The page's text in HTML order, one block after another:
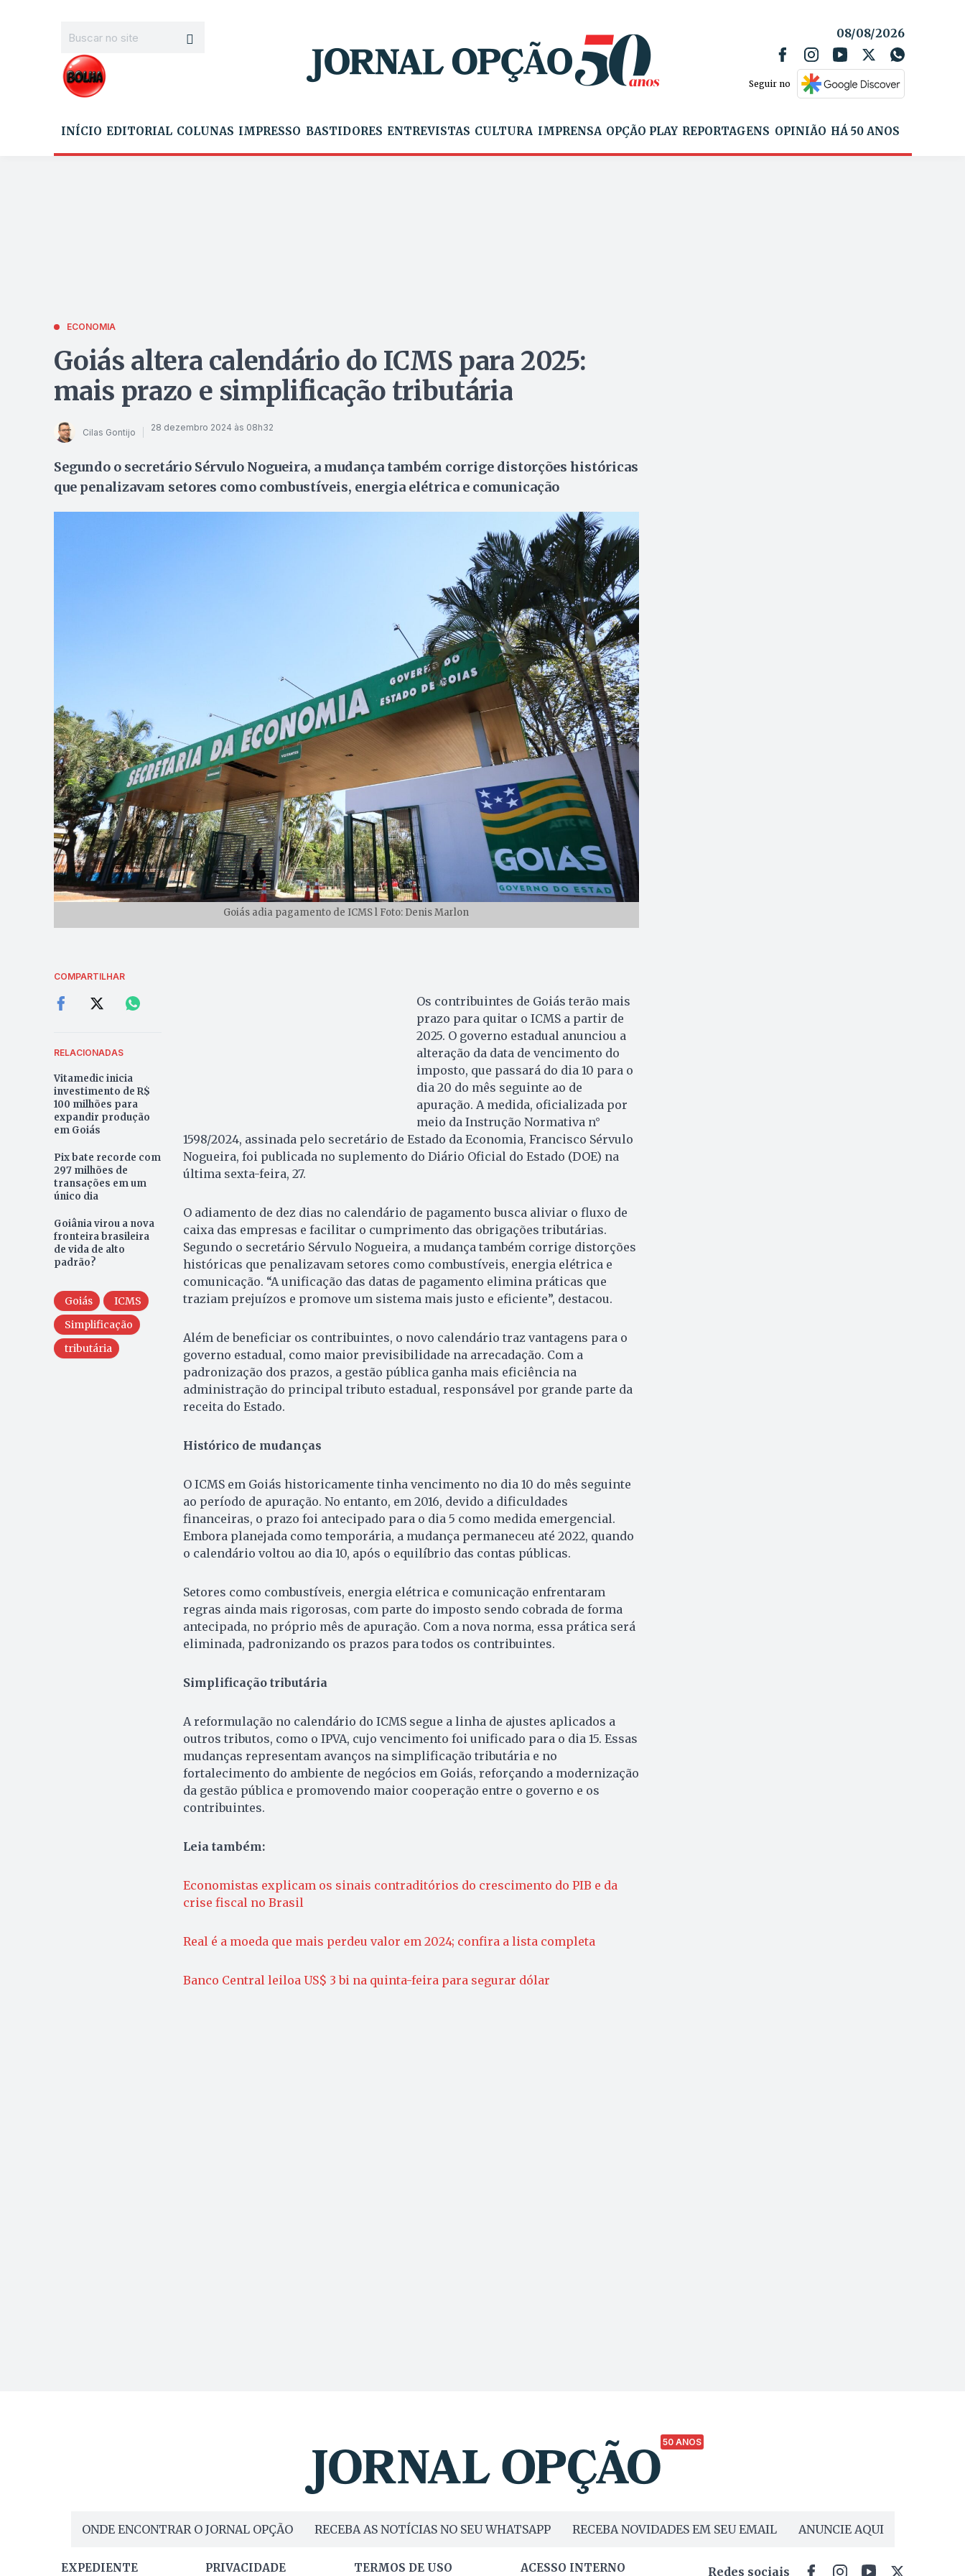
08/08/2026
Seguir no
INÍCIO EDITORIAL COLUNAS IMPRESSO BASTIDORES ENTREVISTAS CULTURA IMPRENSA OPÇÃO PLAY REPORTAGENS OPINIÃO HÁ 50 ANOS
ECONOMIA
Goiás altera calendário do ICMS para 2025:
mais prazo e simplificação tributária
Cilas Gontijo 28 dezembro 2024 às 08h32
Segundo o secretário Sérvulo Nogueira, a mudança também corrige distorções históricas
que penalizavam setores como combustíveis, energia elétrica e comunicação
Goiás adia pagamento de ICMS l Foto: Denis Marlon
COMPARTILHAR
RELACIONADAS
Vitamedic inicia
investimento de R$
100 milhões para
expandir produção
em Goiás
Pix bate recorde com
297 milhões de
transações em um
único dia
Goiânia virou a nova
fronteira brasileira
de vida de alto
padrão?
Goiás
ICMS
Simplificação
tributária
Os contribuintes de Goiás terão mais
prazo para quitar o ICMS a partir de
2025. O governo estadual anunciou a
alteração da data de vencimento do
imposto, que passará do dia 10 para o
dia 20 do mês seguinte ao de
apuração. A medida, oficializada por
meio da Instrução Normativa n°
1598/2024, assinada pelo secretário de Estado da Economia, Francisco Sérvulo
Nogueira, foi publicada no suplemento do Diário Oficial do Estado (DOE) na
última sexta-feira, 27.
O adiamento de dez dias no calendário de pagamento busca aliviar o fluxo de
caixa das empresas e facilitar o cumprimento das obrigações tributárias.
Segundo o secretário Sérvulo Nogueira, a mudança também corrige distorções
históricas que penalizavam setores como combustíveis, energia elétrica e
comunicação. “A unificação das datas de pagamento elimina práticas que
traziam prejuízos e promove um sistema mais justo e eficiente”, destacou.
Além de beneficiar os contribuintes, o novo calendário traz vantagens para o
governo estadual, como maior previsibilidade na arrecadação. Com a
padronização dos prazos, a gestão pública ganha mais eficiência na
administração do principal tributo estadual, responsável por grande parte da
receita do Estado.
Histórico de mudanças
O ICMS em Goiás historicamente tinha vencimento no dia 10 do mês seguinte
ao período de apuração. No entanto, em 2016, devido a dificuldades
financeiras, o prazo foi antecipado para o dia 5 como medida emergencial.
Embora planejada como temporária, a mudança permaneceu até 2022, quando
o calendário voltou ao dia 10, após o equilíbrio das contas públicas.
Setores como combustíveis, energia elétrica e comunicação enfrentaram
regras ainda mais rigorosas, com parte do imposto sendo cobrada de forma
antecipada, no próprio mês de apuração. Com a nova norma, essa prática será
eliminada, padronizando os prazos para todos os contribuintes.
Simplificação tributária
A reformulação no calendário do ICMS segue a linha de ajustes aplicados a
outros tributos, como o IPVA, cujo vencimento foi unificado para o dia 15. Essas
mudanças representam avanços na simplificação tributária e no
fortalecimento do ambiente de negócios em Goiás, reforçando a modernização
da gestão pública e promovendo maior cooperação entre o governo e os
contribuintes.
Leia também:
Economistas explicam os sinais contraditórios do crescimento do PIB e da
crise fiscal no Brasil
Real é a moeda que mais perdeu valor em 2024; confira a lista completa
Banco Central leiloa US$ 3 bi na quinta-feira para segurar dólar
50 ANOS
ONDE ENCONTRAR O JORNAL OPÇÃO RECEBA AS NOTÍCIAS NO SEU WHATSAPP RECEBA NOVIDADES EM SEU EMAIL ANUNCIE AQUI
EXPEDIENTE PRIVACIDADE TERMOS DE USO ACESSO INTERNO Redes sociais